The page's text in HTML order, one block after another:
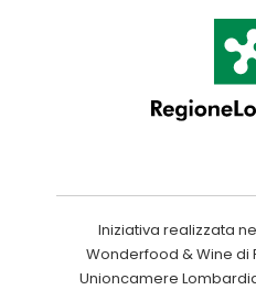
Iniziativa realizzata
Wonderfood & Wine di
Unioncamere